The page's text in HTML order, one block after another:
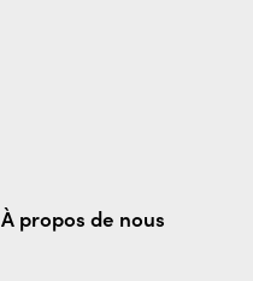
À propos de nous